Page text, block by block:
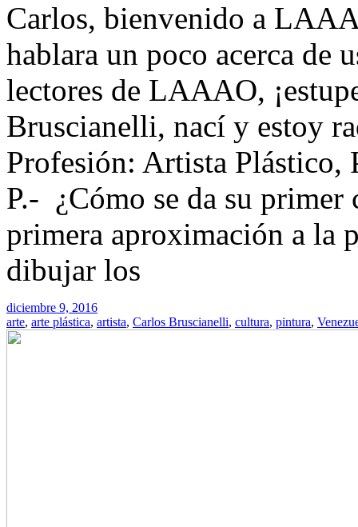
Carlos, bienvenido a
hablara un poco acerca de
lectores de LAAAO,
Bruscianelli, nací y estoy
Profesión: Artista Plástico,
P.- ¿Cómo se da su
primera aproximación a la
dibujar los
diciembre 9, 2016
arte, arte plástica, artista, Carlos Bruscianelli, cultura, pintura,